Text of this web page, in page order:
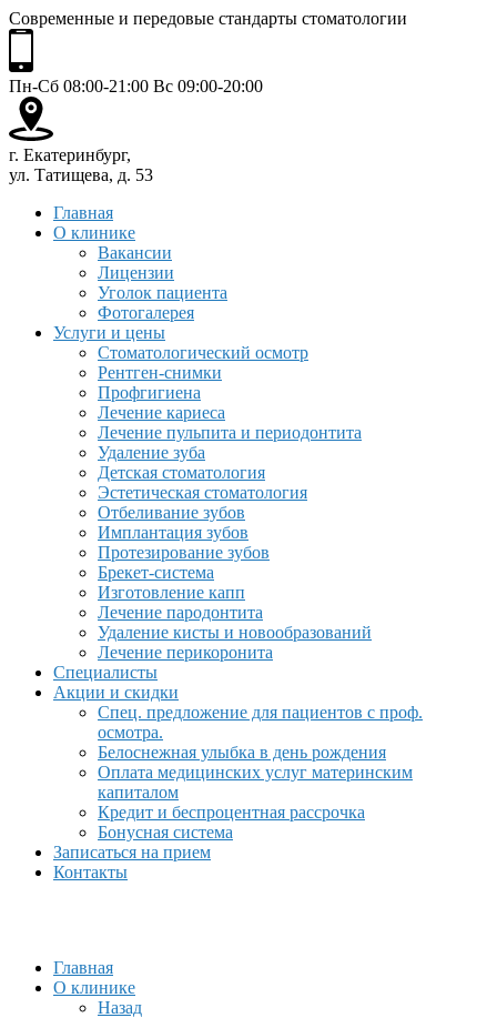
Современные и передовые стандарты стоматологии
Пн-Сб 08:00-21:00 Вс 09:00-20:00
г. Екатеринбург,
ул. Татищева, д. 53
Главная
О клинике
Вакансии
Лицензии
Уголок пациента
Фотогалерея
Услуги и цены
Стоматологический осмотр
Рентген-снимки
Профгигиена
Лечение кариеса
Лечение пульпита и периодонтита
Удаление зуба
Детская стоматология
Эстетическая стоматология
Отбеливание зубов
Имплантация зубов
Протезирование зубов
Брекет-система
Изготовление капп
Лечение пародонтита
Удаление кисты и новообразований
Лечение перикоронита
Специалисты
Акции и скидки
Спец. предложение для пациентов с проф.
осмотра.
Белоснежная улыбка в день рождения
Оплата медицинских услуг материнским
капиталом
Кредит и беспроцентная рассрочка
Бонусная система
Записаться на прием
Контакты
Главная
О клинике
Назад